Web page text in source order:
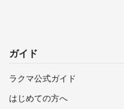
ガイド
ラクマ公式ガイド
はじめての方へ